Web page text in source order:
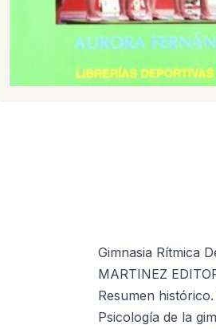
Gimnasia Rítmica
MARTINEZ
Resumen
Psicología de la